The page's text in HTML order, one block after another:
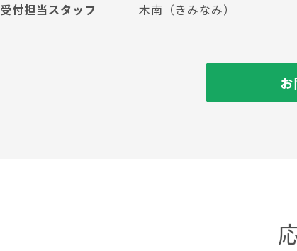
受付担当スタッフ 木南（きみなみ）